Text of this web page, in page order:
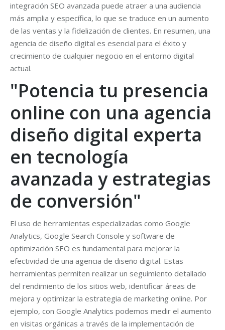
integración SEO avanzada puede atraer a una audiencia
más amplia y específica, lo que se traduce en un aumento
de las ventas y la fidelización de clientes. En resumen, una
agencia de diseño digital es esencial para el éxito y
crecimiento de cualquier negocio en el entorno digital
actual.
"Potencia tu presencia
online con una agencia
diseño digital experta
en tecnología
avanzada y estrategias
de conversión"
El uso de herramientas especializadas como Google
Analytics, Google Search Console y software de
optimización SEO es fundamental para mejorar la
efectividad de una agencia de diseño digital. Estas
herramientas permiten realizar un seguimiento detallado
del rendimiento de los sitios web, identificar áreas de
mejora y optimizar la estrategia de marketing online. Por
ejemplo, con Google Analytics podemos medir el aumento
en visitas orgánicas a través de la implementación de